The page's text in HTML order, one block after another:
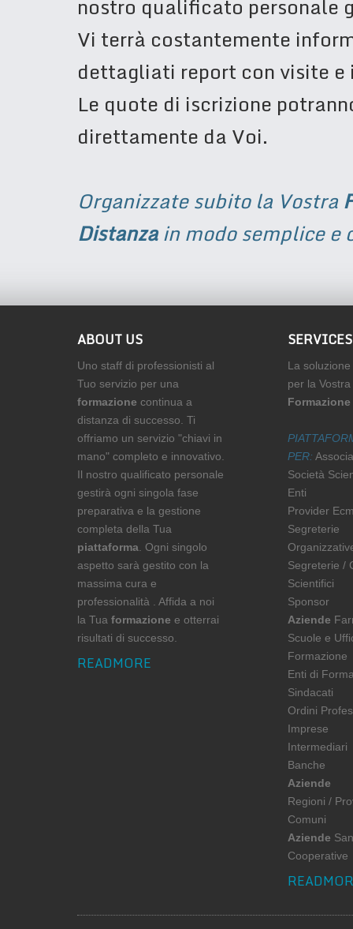
nostro qualificato personale
Vi terrà costantemente
dettagliati report con visite e
Le quote di iscrizione
direttamente da Voi.
Organizzate subito la Vostra
Distanzain modo semplice e
ABOUT US
Uno staff di professionisti al
Tuo servizio per una
formazione continua a
distanza di successo. Ti
offriamo un servizio "chiavi in
mano" completo e innovativo.
Il nostro qualificato personale
gestirà ogni singola fase
preparativa e la gestione
completa della Tua
piattaforma . Ogni singolo
aspetto sarà gestito con la
massima cura e
professionalità . Affida a noi
la Tua formazione e otterrai
risultati di successo.
READMORE
SERVICES
La
per la Vostra
PER:
Società
Enti
Provider
Segreterie
Segreterie /
Scientifici
Sponsor
Aziende
Scuole e
Formazione
Enti di
Sindacati
Ordini
Imprese
Intermediari
Banche
Aziende
Regioni /
Comuni
Aziende
Cooperative